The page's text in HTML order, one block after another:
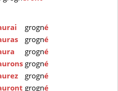
grogné
grogné
grogné
grogné
grogné
grogné